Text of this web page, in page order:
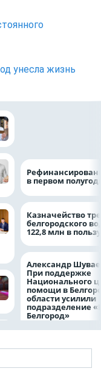
унесла жизнь
в первом
Казначейство
белгородского
122,8 млн в
Александр
При поддержке
Национального
помощи в
области усилили
подразделение
Белгород»